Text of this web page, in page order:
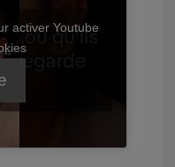
activer Youtube